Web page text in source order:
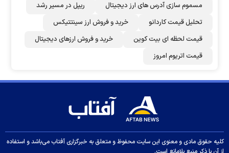
مسموم سازی آدرس های ارز دیجیتال
ریپل در مسیر رشد
تحلیل قیمت کاردانو
خرید و فروش ارز سینتتیکس
قیمت لحظه ای بیت کوین
خرید و فروش ارزهای دیجیتال
قیمت اتریوم امروز
کلیه حقوق مادی و معنوی این سایت محفوظ و متعلق به خبرگزاری آفتاب می‌باشد و استفاده